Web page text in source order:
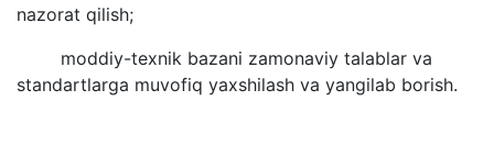
nazorat qilish;
moddiy-texnik bazani zamonaviy talablar va
standartlarga muvofiq yaxshilash va yangilab borish.